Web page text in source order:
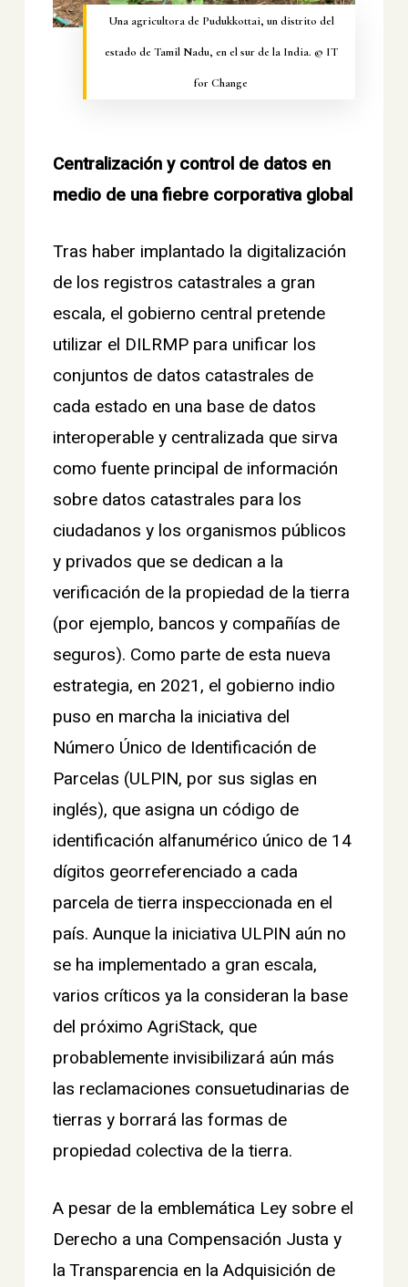
Una agricultora de Pudukkottai, un distrito del
estado de Tamil Nadu, en el sur de la India. © IT
for Change
Centralización y control de datos en
medio de una fiebre corporativa global
Tras haber implantado la digitalización
de los registros catastrales a gran
escala, el gobierno central pretende
utilizar el DILRMP para unificar los
conjuntos de datos catastrales de
cada estado en una base de datos
interoperable y centralizada que sirva
como fuente principal de información
sobre datos catastrales para los
ciudadanos y los organismos públicos
y privados que se dedican a la
verificación de la propiedad de la tierra
(por ejemplo, bancos y compañías de
seguros). Como parte de esta nueva
estrategia, en 2021, el gobierno indio
puso en marcha la iniciativa del
Número Único de Identificación de
Parcelas (ULPIN, por sus siglas en
inglés), que asigna un código de
identificación alfanumérico único de 14
dígitos georreferenciado a cada
parcela de tierra inspeccionada en el
país. Aunque la iniciativa ULPIN aún no
se ha implementado a gran escala,
varios críticos ya la consideran la base
del próximo AgriStack, que
probablemente invisibilizará aún más
las reclamaciones consuetudinarias de
tierras y borrará las formas de
propiedad colectiva de la tierra.
A pesar de la emblemática Ley sobre el
Derecho a una Compensación Justa y
la Transparencia en la Adquisición de